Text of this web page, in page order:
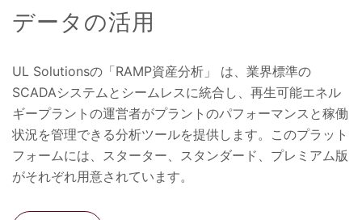
データの活用
UL Solutionsの「RAMP資産分析」 は、業界標準の
SCADAシステムとシームレスに統合し、再生可能エネル
ギープラントの運営者がプラントのパフォーマンスと稼働
状況を管理できる分析ツールを提供します。このプラット
フォームには、スターター、スタンダード、プレミアム版
がそれぞれ用意されています。